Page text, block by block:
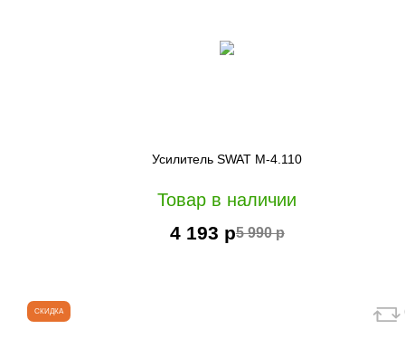
Усилитель SWAT M-4.110
Товар в наличии
4 193 р5 990 р
СКИДКА